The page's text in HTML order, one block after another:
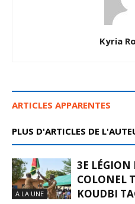
Kyria
ARTICLES APPARENTES
PLUS D'ARTICLES DE
A LA UNE
3E LÉGION
COLONEL
KOUDBI